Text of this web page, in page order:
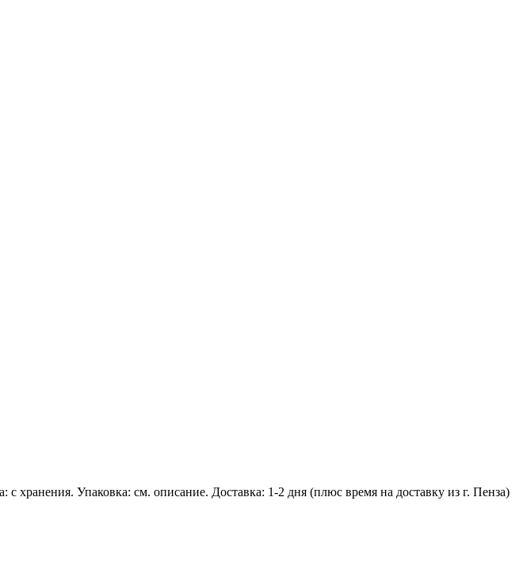
хранения. Упаковка: см. описание. Доставка: 1-2 дня (плюс время на доставку из г. Пенза)